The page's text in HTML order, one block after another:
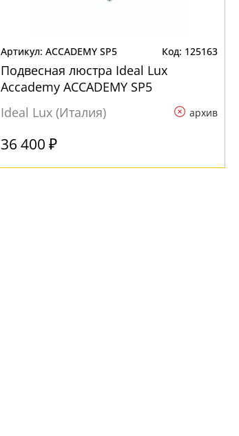
ACCADEMY SP5 125163
Подвесная люстра Ideal Lux
Accademy ACCADEMY SP5
Ideal Lux (Италия)
архив
36 400 ₽